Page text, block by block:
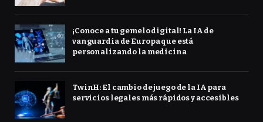
¡Conoce a tu gemelo digital! La IA de
vanguardia de Europa que está
personalizando la medicina
TwinH: El cambio de juego de la IA para
servicios legales más rápidos y accesibles